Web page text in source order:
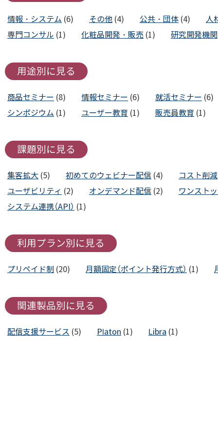
情報・システム (6) その他(4) 公共・団体(4)
人
専門コンサル (1) 化粧品開発・販売 (1) 研究開発機関
用途別に見る
商品セミナー (8) 情報セミナー (6) 就活セミナー (6)
シンポジウム (1) ユーザー教育 (1) 販売員教育 (1)
課題別に見る
集客拡大 (5) 初めてのウェビナー配信(4) コスト削減
ユーザビリティ (2) オンデマンド配信(2)
ワンスト
システム連携（API） (1)
利用プラン別に見る
プリペイド制 (20) 月額固定（ポイント発行方式） (1)
関連製品別に見る
配信支援サービス (5) Platon (1) Libra (1)